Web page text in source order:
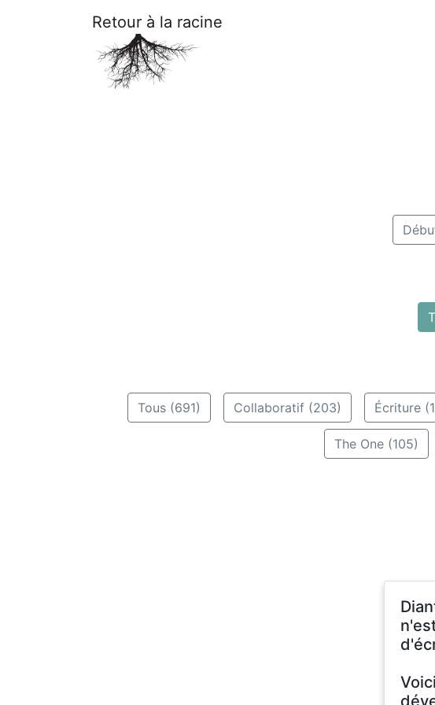
Retour à la racine
Tous (691) Collaboratif (203) Écriture
The One (105)